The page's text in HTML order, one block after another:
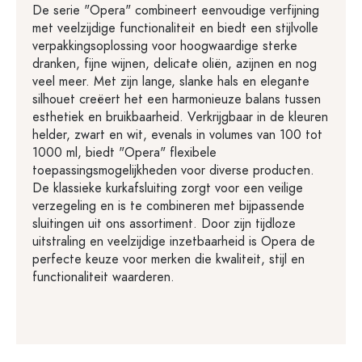
De serie "Opera" combineert eenvoudige verfijning
met veelzijdige functionaliteit en biedt een stijlvolle
verpakkingsoplossing voor hoogwaardige sterke
dranken, fijne wijnen, delicate oliën, azijnen en nog
veel meer. Met zijn lange, slanke hals en elegante
silhouet creëert het een harmonieuze balans tussen
esthetiek en bruikbaarheid. Verkrijgbaar in de kleuren
helder, zwart en wit, evenals in volumes van 100 tot
1000 ml, biedt "Opera" flexibele
toepassingsmogelijkheden voor diverse producten.
De klassieke kurkafsluiting zorgt voor een veilige
verzegeling en is te combineren met bijpassende
sluitingen uit ons assortiment. Door zijn tijdloze
uitstraling en veelzijdige inzetbaarheid is Opera de
perfecte keuze voor merken die kwaliteit, stijl en
functionaliteit waarderen.